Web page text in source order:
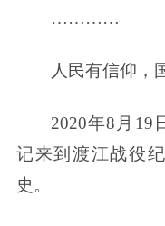
…………
人民有信仰，
2020年8月19
记来到渡江战役
史。